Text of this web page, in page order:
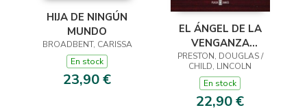
HIJA DE NINGÚN
MUNDO
BROADBENT, CARISSA
En stock
23,90 €
EL ÁNGEL DE LA
VENGANZA
(INSPECTOR
PENDERGAST 22)
PRESTON, DOUGLAS /
CHILD, LINCOLN
En stock
22,90 €